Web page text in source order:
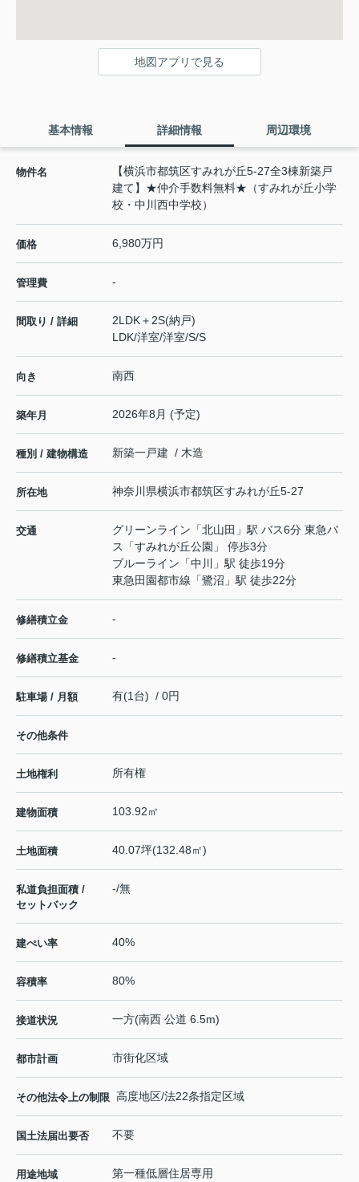
地図アプリで見る
基本情報 詳細情報 周辺環境
物件名
【横浜市都筑区すみれが丘5-27全3棟新築戸
建て】★仲介手数料無料★（すみれが丘小学
校・中川西中学校）
価格 6,980万円
管理費 -
間取り / 詳細
2LDK＋2S(納戸)
LDK/洋室/洋室/S/S
向き 南西
築年月 2026年8月 (予定)
種別 / 建物構造 新築一戸建 / 木造
所在地 神奈川県横浜市都筑区すみれが丘5-27
交通 グリーンライン 「北山田 」駅 バス6分 東急バ
ス「すみれが丘公園」 停歩3分
ブルーライン 「中川
」駅 徒歩19分
東急田園都市線 「鷺沼 」駅 徒歩22分
修繕積立金 -
修繕積立基金 -
駐車場 / 月額 有(1台) / 0円
その他条件
土地権利 所有権
建物面積 103.92㎡
土地面積 40.07坪(132.48㎡)
私道負担面積 /
セットバック
-/無
建ぺい率 40%
容積率 80%
接道状況 一方(南西 公道 6.5m)
都市計画 市街化区域
その他法令上の制限 高度地区/法22条指定区域
国土法届出要否 不要
用途地域 第一種低層住居専用